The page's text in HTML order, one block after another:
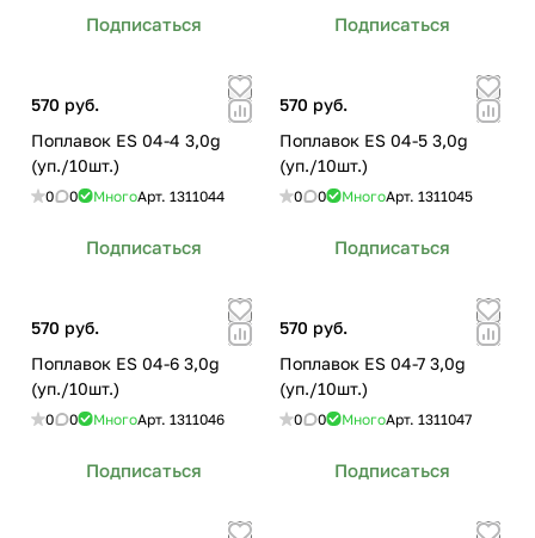
Подписаться Подписаться
570 руб.
Поплавок ES 04-4 3,0g
(уп./10шт.)
0 0 МногоАрт. 1311044
Подписаться
570 руб.
Поплавок ES 04-5 3,0g
(уп./10шт.)
0 0 МногоАрт. 1311045
Подписаться
570 руб.
Поплавок ES 04-6 3,0g
(уп./10шт.)
0 0 МногоАрт. 1311046
Подписаться
570 руб.
Поплавок ES 04-7 3,0g
(уп./10шт.)
0 0 МногоАрт. 1311047
Подписаться